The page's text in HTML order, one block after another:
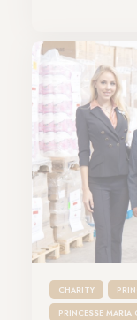
CHARITY
PRINCESSE MARIA